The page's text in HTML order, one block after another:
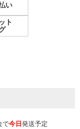
い
ト
で今日 発送予定